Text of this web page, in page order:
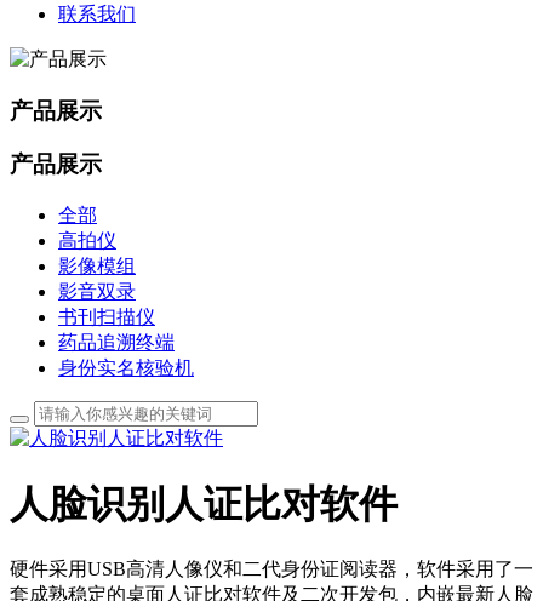
联系我们
产品展示
产品展示
全部
高拍仪
影像模组
影音双录
书刊扫描仪
药品追溯终端
身份实名核验机
人脸识别人证比对软件
硬件采用USB高清人像仪和二代身份证阅读器，软件采用了一
套成熟稳定的桌面人证比对软件及二次开发包，内嵌最新人脸